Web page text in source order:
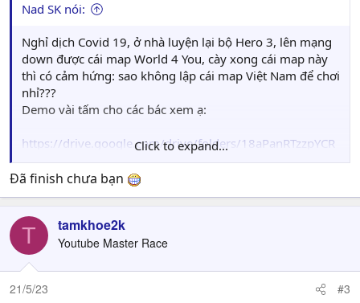
Nad SK nói:
Nghỉ dịch Covid 19, ở nhà luyện lại bộ Hero 3, lên mạng
down được cái map World 4 You, cày xong cái map này
thì có cảm hứng: sao không lập cái map Việt Nam để chơi
nhỉ???
Demo vài tấm cho các bác xem ạ:
https://drive.google.com/drive/folders/18aPanRTzzpYCR
p8jki8OqEJGRS_WyZlq?usp=sharing
Hiện tại bản đồ đang ở mức sơ khai:
- 8 Player tương ứng với 8 vùng hành chính của VN:
Đông Bắc Bộ, Tây Bắc Bộ, Đồng Bằng Sông Hồng..
- 48 thành tất cả, mỗi vùng có 6 thành: tướng có 1 thành
Click to expand...
Đã finish chưa bạn
T tamkhoe2k
Youtube Master Race
21/5/23 #3